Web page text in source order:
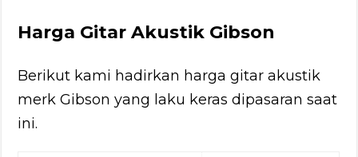
Harga Gitar Akustik Gibson
Berikut kami hadirkan harga gitar akustik
merk Gibson yang laku keras dipasaran saat
ini.